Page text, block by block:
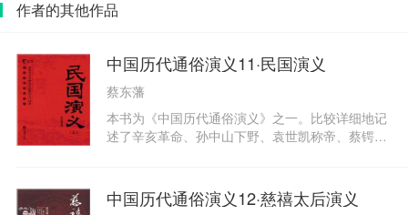
作者的其他作品
中国历代通俗演义11·民国演义
蔡东藩
本书为《中国历代通俗演义》之一。比较详细地记
述了辛亥革命、孙中山下野、袁世凯称帝、蔡锷讨
满清中间几经革命几经易姓究不脱个皇帝的范围。
怎奈创业的皇帝或有几个贤明几个公允传到子子孙
中国历代通俗演义12·慈禧太后演义